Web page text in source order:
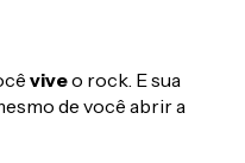
viveo rock. E sua
de você abrir a